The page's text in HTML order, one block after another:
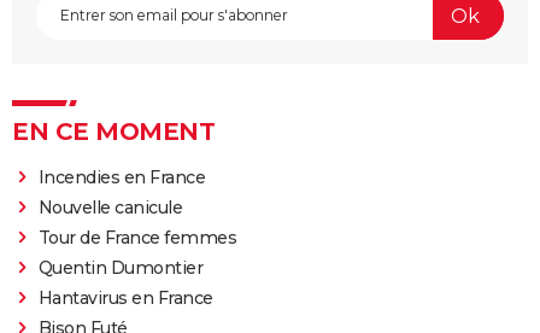
EN CE MOMENT
Incendies en France
Nouvelle canicule
Tour de France femmes
Quentin Dumontier
Hantavirus en France
Bison Futé